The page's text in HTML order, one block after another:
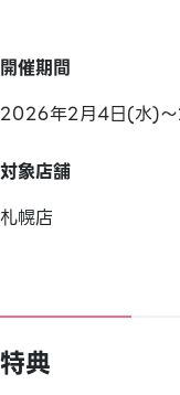
開催期間
2026年2月4日(水)
対象店舗
札幌店
特典